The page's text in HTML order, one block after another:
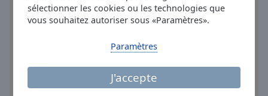
sélectionner les cookies ou les technologies que
vous souhaitez autoriser sous «Paramètres».
J'accepte
Paramètres
Installezl'applicationgratuite Online Radio Box
pour votre téléphone intelligent et d'écouter vos
soyez!